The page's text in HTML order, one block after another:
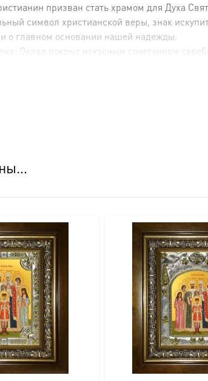
призван стать храмом для Духа
символ христианской веры, знак
о главном основании нашей надежды.
Оклад покрыт искусным сочетанием
лика: Цифровая UV-печать минеральными
оклад с узором (кресты и
и золочение.
шпон, сертификат, петелька.
коробка.
освящено.
станет достойным подарком на: